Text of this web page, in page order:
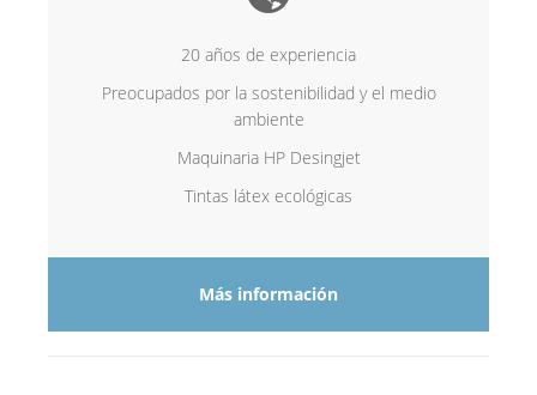
20 años de experiencia
Preocupados por la sostenibilidad y el medio
ambiente
Maquinaria HP Desingjet
Tintas látex ecológicas
Más información